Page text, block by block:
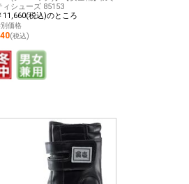
ィシューズ 85153
11,660(税込)のところ
価格
(税込)